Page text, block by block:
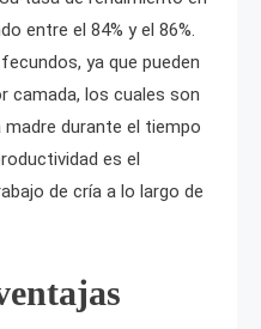
entre el 84% y el 86%.
ya que pueden
camada, los cuales son
durante el tiempo
es el
de cría a lo largo de